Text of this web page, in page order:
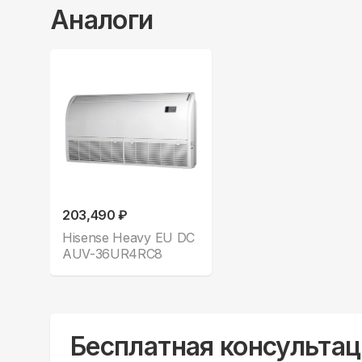
Аналоги
203,490 ₽
Hisense Heavy EU DC
AUV-36UR4RC8
Бесплатная